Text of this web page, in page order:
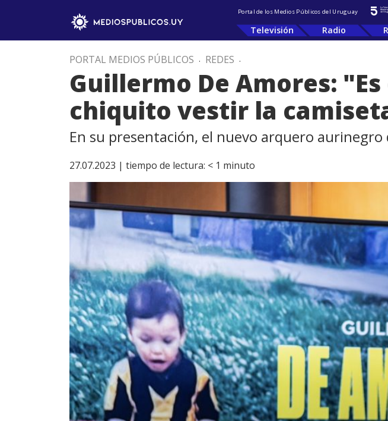
Portal de los Medios Públicos del Uruguay
Televisión Radio
PORTAL MEDIOS PÚBLICOS . REDES .
Guillermo De Amores:
chiquito vestir la
En su presentación, el nuevo arquero
27.07.2023 | tiempo de lectura: < 1 minuto